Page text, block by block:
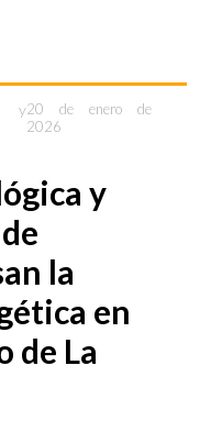
y20 de enero de
2026
y
la
en
de La